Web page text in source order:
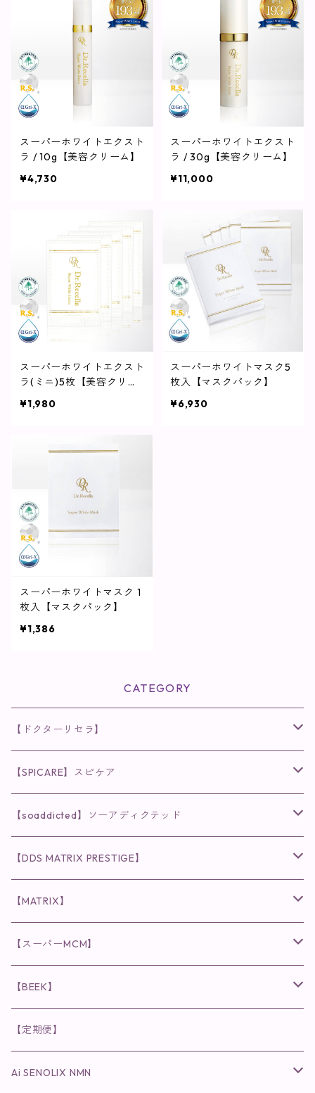
スーパーホワイトエクスト
ラ / 10g【美容クリーム】
¥4,730
スーパーホワイトエクスト
ラ / 30g【美容クリーム】
¥11,000
スーパーホワイトエクスト
ラ(ミニ)5枚【美容クリー
¥1,980
スーパーホワイトマスク5
枚入【マスクパック】
¥6,930
スーパーホワイトマスク 1
枚入【マスクパック】
¥1,386
CATEGORY
【ドクターリセラ】
◉AQUA VENUS
クレンジング・洗顔
化粧水
保湿ジェル・クリーム
◉VI PLANTE
リキッド
ディフェンサー
◉ナチュリスティーアクレス
クレンジング
洗顔
◉インナーケア
食品
粒タイプ
◉cocochia
ヘナカラー
ヘアファンデーション
◉美顔器
◉スペシャルケア
◉肌悩み
【SPICARE】スピケア
◉V3シリーズ
ファンデーション・ベース
クレンジング・洗顔
◉V3 VSPIC C Line
クレンジング・洗顔
化粧水
◉スピケアシリーズ
◉V.O.Sシリーズ
クレンジング・洗顔
化粧水
◉メンズシリーズ
クレンジング・洗顔
化粧水
◉MESシリーズ
【soaddicted】ソーアディクテッド
ラッシュアディクト
まつ毛用美容液
眉毛用美容液
リップアディクト
唇用美容液
ヘアアディクト
【DDS MATRIX PRESTIGE】
スキンケアシリーズ
美容液
【MATRIX】
スキンケアシリーズ
美容液
洗顔
【スーパーMCM】
インナーケア
【BEEK】
インナーケア
【定期便】
Ai SENOLIX NMN